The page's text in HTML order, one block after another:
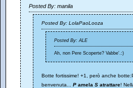
Posted By: manila
Posted By: LolaPaoLooza
Posted By: ALE
Ah, non Pere Scoperte? Vabbe'.:)
Botte fortissime! +1, però anche
benvenuta... P amela S atrattare!